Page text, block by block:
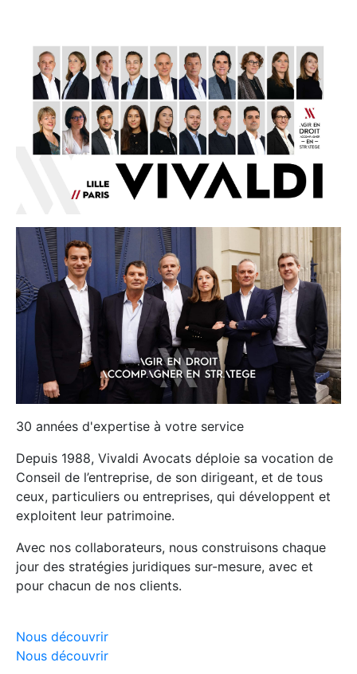
30 années d'expertise à votre service
Depuis 1988, Vivaldi Avocats déploie sa vocation de
Conseil de l’entreprise, de son dirigeant, et de tous
ceux, particuliers ou entreprises, qui développent et
exploitent leur patrimoine.
Avec nos collaborateurs, nous construisons chaque
jour des stratégies juridiques sur-mesure, avec et
pour chacun de nos clients.
Nous découvrir
Nous découvrir